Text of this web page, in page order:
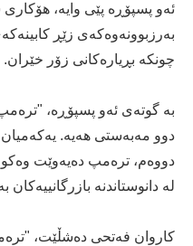
ئەو پسپۆڕە پێی وایە،
بەرزبوونەوەکەی زێڕ
چونکە بڕیارەکانی زۆر خێران.
بە گوتەی ئەو پسپۆڕە،
دوو مەبەستی هەیە.
دووەم، ترەمپ دەیەوێت وەکو
لە دانوستاندنە بازرگانییەکان
کاروان فەتحی دەشڵێت،